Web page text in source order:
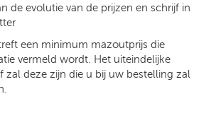
de evolutie van de prijzen en schrijf in
een minimum mazoutprijs die
vermeld wordt. Het uiteindelijke
zal deze zijn die u bij uw bestelling zal